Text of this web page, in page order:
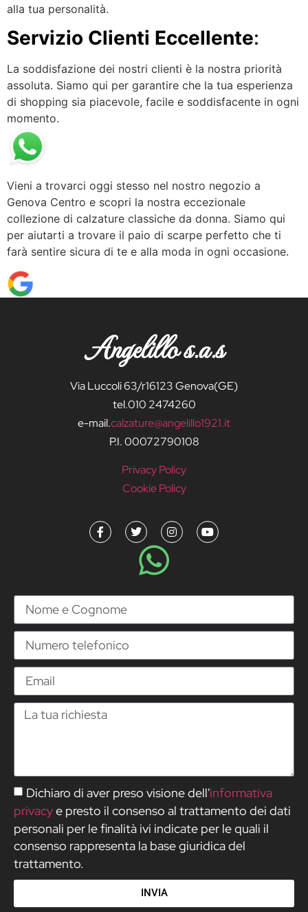
alla tua personalità.
Servizio Clienti Eccellente:
La soddisfazione dei nostri clienti è la nostra priorità
assoluta. Siamo qui per garantire che la tua esperienza
di shopping sia piacevole, facile e soddisfacente in ogni
momento.
Vieni a trovarci oggi stesso nel nostro negozio a
Genova Centro e scopri la nostra eccezionale
collezione di calzature classiche da donna. Siamo qui
per aiutarti a trovare il paio di scarpe perfetto che ti
farà sentire sicura di te e alla moda in ogni occasione.
Angelillo s.a.s
Via Luccoli 63/r16123 Genova(GE)
tel.010 2474260
e-mail.calzature@angelillo1921.it
P.I. 00072790108
Privacy Policy
Cookie Policy
Dichiaro di aver preso visione dell'informativa
privacye presto il consenso al trattamento dei dati
personali per le finalità ivi indicate per le quali il
consenso rappresenta la base giuridica del
trattamento.
INVIA